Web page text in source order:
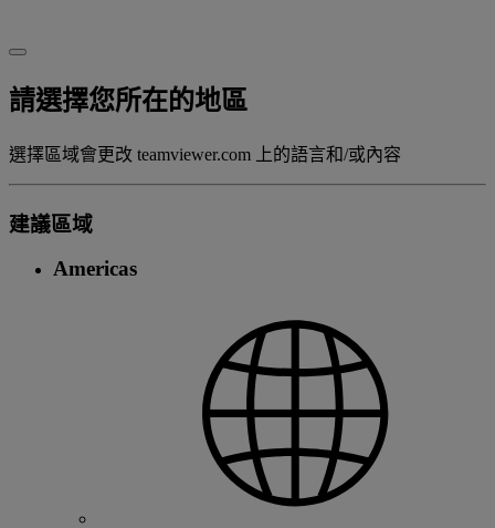
請選擇您所在的地區
選擇區域會更改 teamviewer.com 上的語言和/或內容
建議區域
Americas